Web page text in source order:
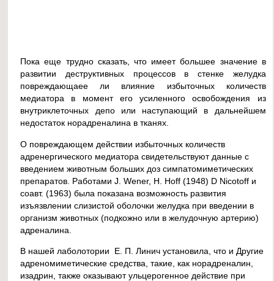
Пока еще трудно сказать, что имеет большее значение в
развитии деструктивных процессов в стенке желудка
повреждающаее ли влияние избыточных количеств
медиатора в момент его усиленного освобождения из
внутриклеточных депо или наступающий в дальнейшем
недостаток норадреналина в тканях.
О повреждающем действии избыточных количеств
адренергического медиатора свидетельствуют данные с
введением животным больших доз симпатомиметических
препаратов. Работами J. Wener, H. Hoff (1948) D Nicotoff и
соавт. (1963) была показана возможность развития
изъязвлении слизистой оболочки желудка при введении в
организм животных (подкожно или в желудочную артерию)
адреналина.
В нашей лаболотории Е. П. Линич установила, что и Другие
адреномиметические средства, такие, как норадреналин,
изадрин, также оказывают ульцерогенное действие при